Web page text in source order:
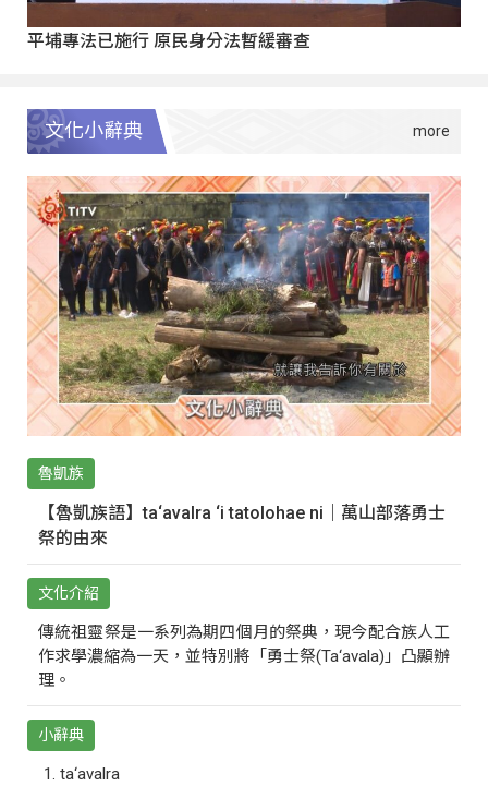
平埔專法已施行 原民身分法暫緩審查
文化小辭典
魯凱族
【魯凱族語】ta‘avalra ‘i tatolohae ni｜萬山部落勇士
祭的由來
文化介紹
傳統祖靈祭是一系列為期四個月的祭典，現今配合族人工
作求學濃縮為一天，並特別將「勇士祭(Ta‘avala)」凸顯辦
理。
小辭典
ta‘avalra